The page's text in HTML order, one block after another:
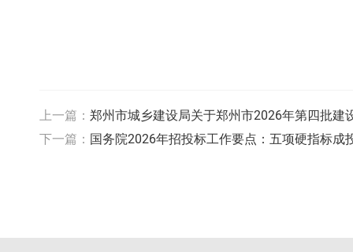
上一篇： 郑州市城乡建设局关于郑州市2026年第四批建
下一篇： 国务院2026年招投标工作要点：五项硬指标成